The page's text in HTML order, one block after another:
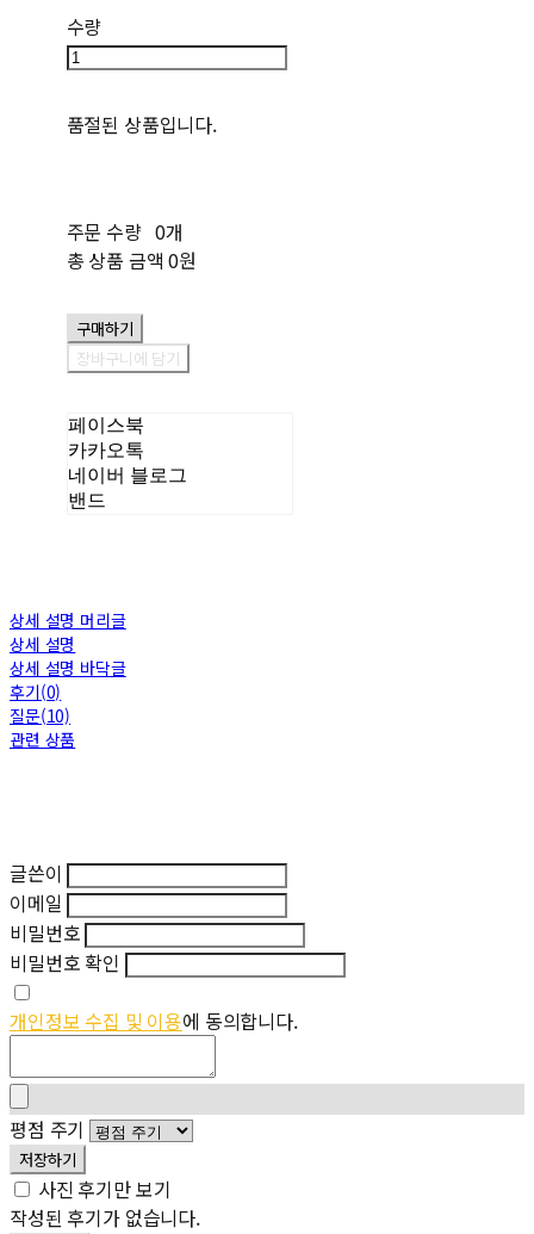
수량
품절된 상품입니다.
주문 수량 0개
총 상품 금액 0원
구매하기
장바구니에 담기
페이스북
카카오톡
네이버 블로그
밴드
상세 설명 머리글
상세 설명
상세 설명 바닥글
후기(0)
질문(10)
관련 상품
글쓴이
이메일
비밀번호
비밀번호 확인
개인정보 수집 및 이용에 동의합니다.
평점 주기
저장하기
사진 후기만 보기
작성된 후기가 없습니다.